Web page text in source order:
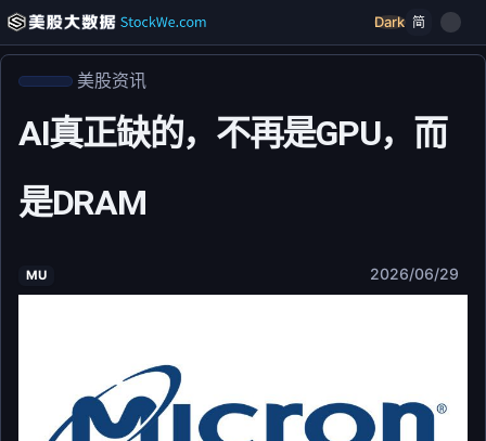
Dark 简
美股资讯
AI真正缺的，不再是GPU，而
是DRAM
MU 2026/06/29